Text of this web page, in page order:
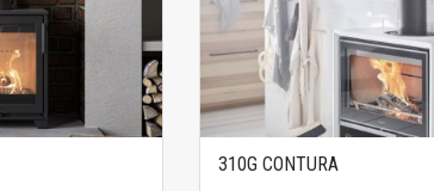
310G CONTURA